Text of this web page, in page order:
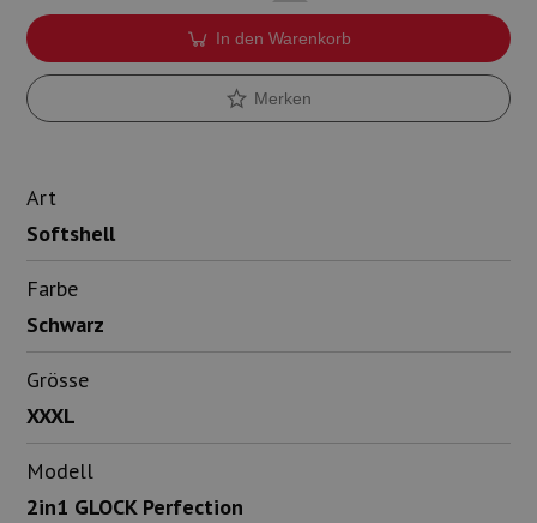
In den Warenkorb
Merken
Art
Softshell
Farbe
Schwarz
Grösse
XXXL
Modell
2in1 GLOCK Perfection